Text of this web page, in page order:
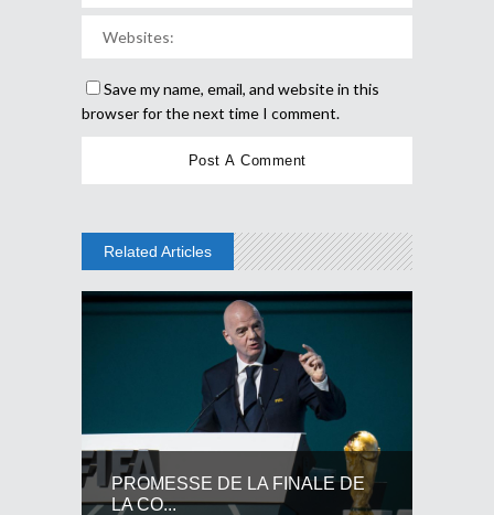
Save my name, email, and website in this
browser for the next time I comment.
Related Articles
PROMESSE DE LA FINALE DE
LA CO...